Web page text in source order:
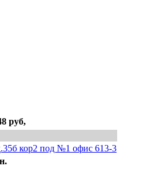
руб,
кор2 под №1 офис 613-3